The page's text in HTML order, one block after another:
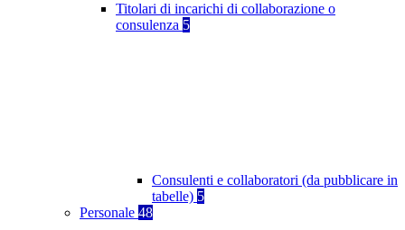
Titolari di incarichi di collaborazione o
consulenza 5
Consulenti e collaboratori (da pubblicare in
tabelle) 5
Personale 48